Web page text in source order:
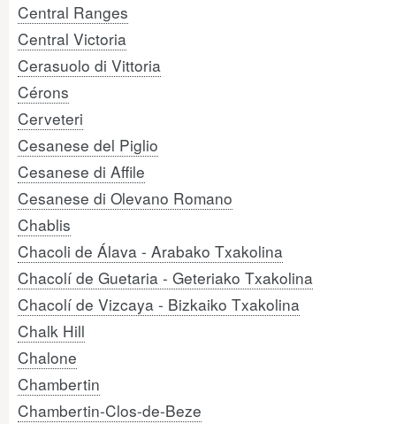
Central Ranges
Central Victoria
Cerasuolo di Vittoria
Cérons
Cerveteri
Cesanese del Piglio
Cesanese di Affile
Cesanese di Olevano Romano
Chablis
Chacoli de Álava - Arabako Txakolina
Chacolí de Guetaria - Geteriako Txakolina
Chacolí de Vizcaya - Bizkaiko Txakolina
Chalk Hill
Chalone
Chambertin
Chambertin-Clos-de-Beze